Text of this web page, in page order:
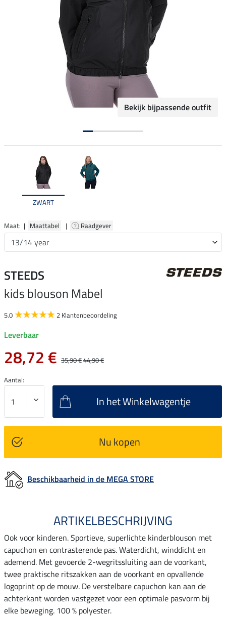
Bekijk bijpassende outfit
ZWART
Maat: | Maattabel | Raadgever
STEEDS
kids blouson Mabel
5.0 2 Klantenbeoordeling
Leverbaar
28,72 € 35,90 €44,90 €
Aantal:
In het Winkelwagentje
Nu kopen
Beschikbaarheid in de MEGA STORE
ARTIKELBESCHRIJVING
Ook voor kinderen. Sportieve, superlichte kinderblouson met
capuchon en contrasterende pas. Waterdicht, winddicht en
ademend. Met gevoerde 2-wegritssluiting aan de voorkant,
twee praktische ritszakken aan de voorkant en opvallende
logoprint op de mouw. De verstelbare capuchon kan aan de
achterkant worden vastgezet voor een optimale pasvorm bij
elke beweging. 100 % polyester.